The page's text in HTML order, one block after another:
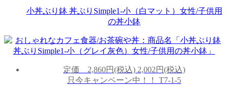
小丼ぶり鉢 丼ぶりSimple1-小（白マット）女性/子供用
の丼小鉢
定価 2,860円(税込) 2,002円(税込)
只今キャンペーン中！！ T7-1-5